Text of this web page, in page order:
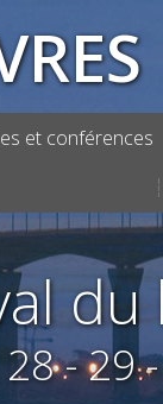
et conférences
du
28 - 29